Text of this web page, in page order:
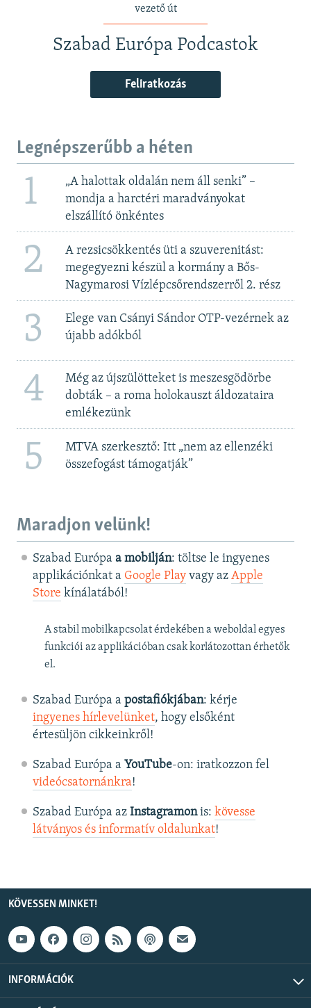
vezető út
Szabad Európa Podcastok
Feliratkozás
Legnépszerűbb a héten
1
„A halottak oldalán nem áll senki” –
mondja a harctéri maradványokat
elszállító önkéntes
2
A rezsicsökkentés üti a szuverenitást:
megegyezni készül a kormány a Bős-
Nagymarosi Vízlépcsőrendszerről 2. rész
3
Elege van Csányi Sándor OTP-vezérnek az
újabb adókból
4
Még az újszülötteket is meszesgödörbe
dobták – a roma holokauszt áldozataira
emlékezünk
5
MTVA szerkesztő: Itt „nem az ellenzéki
összefogást támogatják”
Maradjon velünk!
Szabad Európa a mobilján: töltse le ingyenes
applikációnkat a Google Playvagy az Apple
Store kínálatából!
A stabil mobilkapcsolat érdekében a weboldal egyes
funkciói az applikációban csak korlátozottan érhetők
el.
Szabad Európa a postafiókjában: kérje
ingyenes hírlevelünket, hogy elsőként
értesüljön cikkeinkről!
Szabad Európa a YouTube-on: iratkozzon fel
videócsatornánkra!
Szabad Európa az Instagramonis: kövesse
látványos és informatív oldalunkat! ​
KÖVESSEN MINKET!
INFORMÁCIÓK